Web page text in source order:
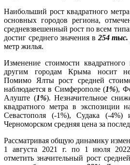
Наибольший рост квадратного
основных городов региона,
средневзвешенный рост по всем
достиг среднего значения в 254 тыс.
метр жилья.
Изменение стоимости
другим городам Крыма носит
Помимо Ялты рост средней
наблюдается в Симферополе (1%),
Алуште (1%). Незначительное
квадратного метра в экспозиции
Севастополя (-1%), Судака (-
Черноморском средняя цена за
Рассматривая общую динамику
1 августа 2021 г. по 1 июля
отметить значительный рост